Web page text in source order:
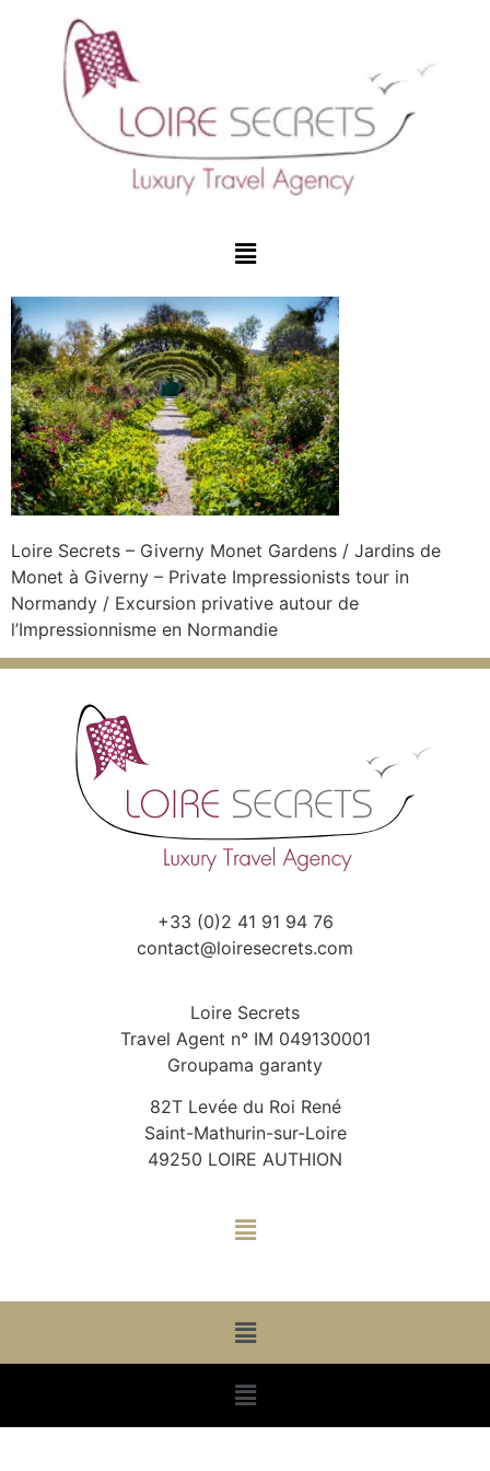
Loire Secrets – Giverny Monet Gardens / Jardins de
Monet à Giverny – Private Impressionists tour in
Normandy / Excursion privative autour de
l’Impressionnisme en Normandie
+33 (0)2 41 91 94 76
contact@loiresecrets.com
Loire Secrets
Travel Agent n° IM 049130001
Groupama garanty
82T Levée du Roi René
Saint-Mathurin-sur-Loire
49250 LOIRE AUTHION